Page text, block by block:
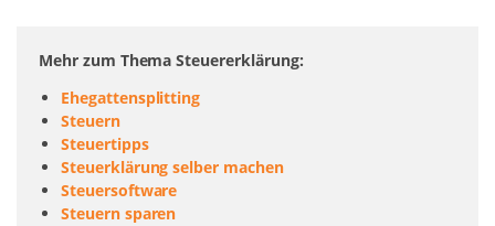
Mehr zum Thema Steuererklärung:
Ehegattensplitting
Steuern
Steuertipps
Steuerklärung selber machen
Steuersoftware
Steuern sparen